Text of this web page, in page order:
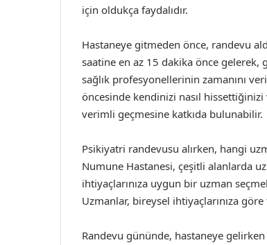
için oldukça faydalıdır.
Hastaneye gitmeden önce, randevu
saatine en az 15 dakika önce
sağlık profesyonellerinin zamanını
öncesinde kendinizi nasıl
verimli geçmesine katkıda bulunabilir.
Psikiyatri randevusu alırken, hangi
Numune Hastanesi, çeşitli alanlarda
ihtiyaçlarınıza uygun bir uzman
Uzmanlar, bireysel ihtiyaçlarınıza
Randevu gününde, hastaneye